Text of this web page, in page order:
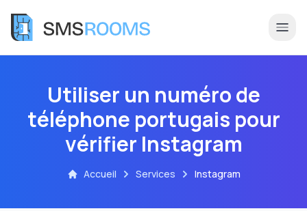
Utiliser un numéro de
téléphone portugais pour
vérifier Instagram
Accueil Services Instagram